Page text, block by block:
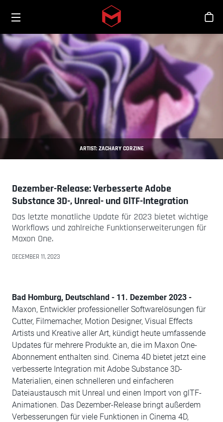
Skip to main content
ARTIST: ZACHARY CORZINE
Dezember-Release: Verbesserte Adobe
Substance 3D-, Unreal- und GlTF-Integration
Das letzte monatliche Update für 2023 bietet wichtige
Workflows und zahlreiche Funktionserweiterungen für
Maxon One.
DECEMBER 11, 2023
Bad Homburg, Deutschland - 11. Dezember 2023 -
Maxon, Entwickler professioneller Softwarelösungen für
Cutter, Filmemacher, Motion Designer, Visual Effects
Artists und Kreative aller Art, kündigt heute umfassende
Updates für mehrere Produkte an, die im Maxon One-
Abonnement enthalten sind. Cinema 4D bietet jetzt eine
verbesserte Integration mit Adobe Substance 3D-
Materialien, einen schnelleren und einfacheren
Dateiaustausch mit Unreal und einen Import von glTF-
Animationen. Das Dezember-Release bringt außerdem
Verbesserungen für viele Funktionen in Cinema 4D,